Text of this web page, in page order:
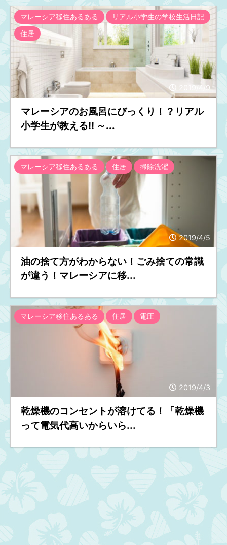
2019/4/9
マレーシア移住あるある
リアル小学生の学校生活日記
住居
マレーシアのお風呂にびっくり！？リアル
小学生が教える!! ～...
2019/4/5
マレーシア移住あるある 住居 掃除洗濯
油の捨て方がわからない！ごみ捨ての常識
が違う！マレーシアに移...
2019/4/3
マレーシア移住あるある 住居 電圧
乾燥機のコンセントが溶けてる！「乾燥機
って電気代高いからいら...